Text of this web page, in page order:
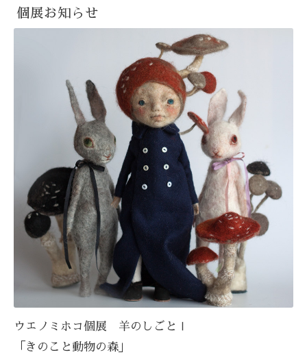
個展お知らせ
ウエノミホコ個展 羊のしごと
「きのこと動物の森」